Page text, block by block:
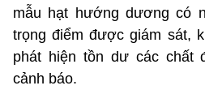
mẫu hạt hướng dương có
trọng điểm được giám sát,
phát hiện tồn dư các chất
cảnh báo.